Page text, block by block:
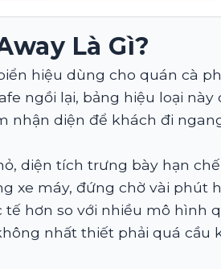
Là Gì?
hiệu dùng cho quán cà
ngồi lại, bảng hiệu loại
nhận diện để khách đi
diện tích trưng bày hạn
xe máy, đứng chờ vài phút
hơn so với nhiều mô hình
nhất thiết phải quá cầu